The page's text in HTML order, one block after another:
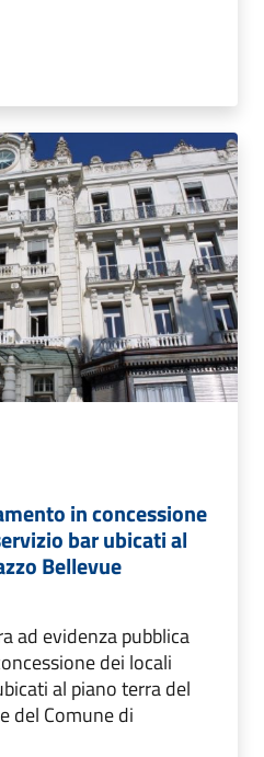
in concessione
bar ubicati al
Bellevue
ad evidenza pubblica
dei locali
al piano terra del
del Comune di